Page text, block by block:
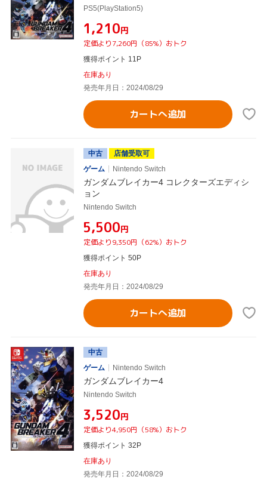
PS5(PlayStation5)
¥1,210円
定価より7,260円（85%）おトク
獲得ポイント 11P
在庫あり
発売年月日：2024/08/29
カートへ追加
中古
店舗受取可
ゲーム
Nintendo Switch
ガンダムブレイカー4 コレクターズエディシ
ョン
Nintendo Switch
¥5,500円
定価より9,350円（62%）おトク
獲得ポイント 50P
在庫あり
発売年月日：2024/08/29
カートへ追加
中古
ゲーム
Nintendo Switch
ガンダムブレイカー4
Nintendo Switch
¥3,520円
定価より4,950円（58%）おトク
獲得ポイント 32P
在庫あり
発売年月日：2024/08/29